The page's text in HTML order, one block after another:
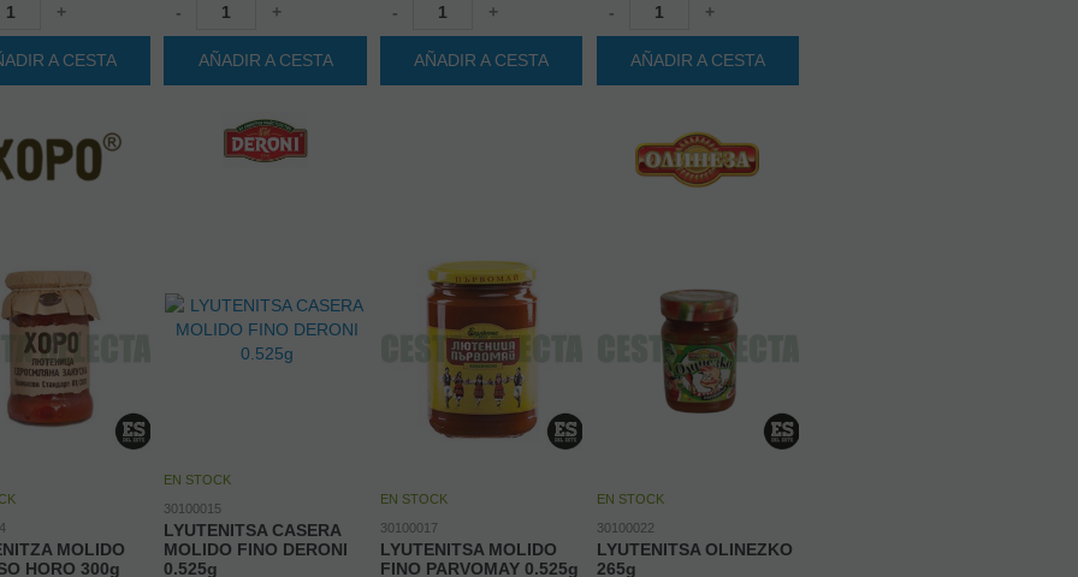
+
A CESTA
- +
AÑADIR A CESTA
- +
AÑADIR A CESTA
- +
AÑADIR A CESTA
MOLIDO
HORO 300g
EN STOCK
30100015
LYUTENITSA CASERA
MOLIDO FINO DERONI
0.525g
EN STOCK
30100017
LYUTENITSA MOLIDO
FINO PARVOMAY 0.525g
EN STOCK
30100022
LYUTENITSA OLINEZKO
265g